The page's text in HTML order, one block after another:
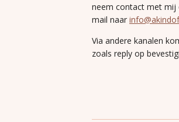
neem contact met
mail naar
Via andere kanalen
zoals reply op